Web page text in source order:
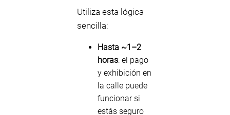
Utiliza esta lógica
sencilla:
Hasta ~1–2
horas: el pago
y exhibición en
la calle puede
funcionar si
estás seguro